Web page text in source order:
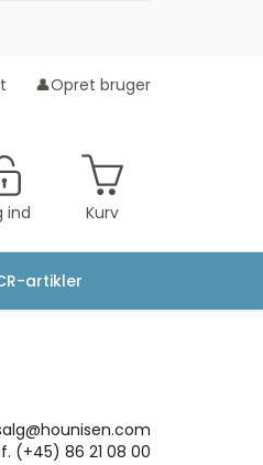
👤Opret bruger
ind Kurv
artikler
(+45) 86 21 08 00